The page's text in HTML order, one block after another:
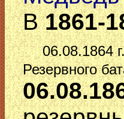
В1861-
06.08.1864
Резервного